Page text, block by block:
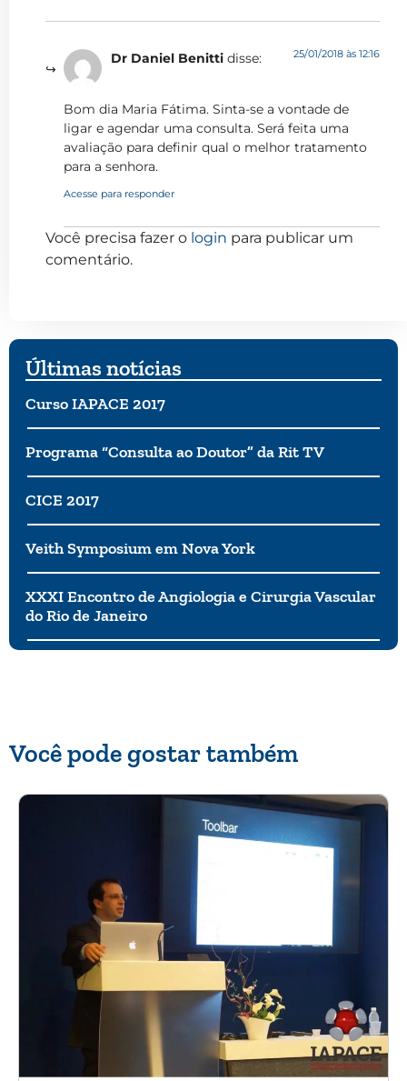
Dr Daniel Benitti disse: 25/01/2018 às 12:16
Bom dia Maria Fátima. Sinta-se a vontade de
ligar e agendar uma consulta. Será feita uma
avaliação para definir qual o melhor tratamento
para a senhora.
Acesse para responder
Você precisa fazer o login para publicar um
comentário.
Últimas notícias
Curso IAPACE 2017
Programa “Consulta ao Doutor” da Rit TV
CICE 2017
Veith Symposium em Nova York
XXXI Encontro de Angiologia e Cirurgia Vascular
do Rio de Janeiro
Você pode gostar também